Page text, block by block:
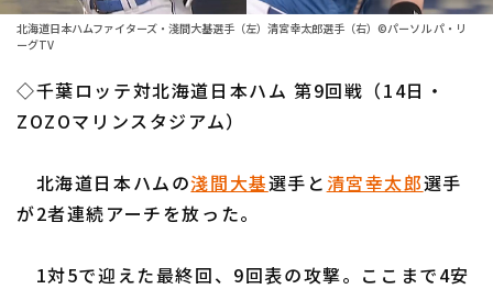
ファーム東地区
ファーム西地区
選手名鑑トップ
東北楽天ゴールデンイーグルス
千葉ロッテマリーンズ
オリックス・バファローズ
ニュース
設定
北海道日本ハムファイターズ・淺間大基選手（左）清宮幸太郎選手（右）©パーソル パ・リ
ーグTV
◇千葉ロッテ対北海道日本ハム 第9回戦（14日・
ZOZOマリンスタジアム）
北海道日本ハムの淺間大基選手と 清宮幸太郎選手
が2者連続アーチを放った。
1対5で迎えた最終回、9回表の攻撃。ここまで4安